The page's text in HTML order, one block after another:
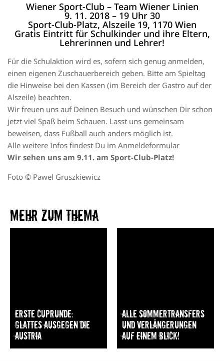
Wiener Sport-Club – Team Wiener Linien
9. 11. 2018 – 19 Uhr 30
Sport-Club-Platz, Alszeile 19, 1170 Wien
Gratis Eintritt für Schulkinder und ihre Eltern,
Lehrerinnen und Lehrer!
Für die Schulaktion wird es, sofern sich genug anmelden,
einen eigenen Zuschauerbereich geben. Bitte am Spieltag
die Hinweise bei den Kassen (im Bereich der Gastro auf der
Alszeile) beachten.
Wir freuen uns auf Deinen Besuch und wünschen Dir schon
jetzt viel Spaß beim Schauen. Lasst uns gemeinsam
beweisen, dass Fußball auch anders möglich ist.
Alle weitere Infos findest Du im Anmeldeformular
Wir sehen uns am 9.11. am Sport-Club-Platz!
Foto © Pawel Gruszkiewicz
Mehr zum Thema​
Erste Cuprunde:
Glattes Ausgegen die
Austria
Alle Sommertransfers
und Verlängerungen
auf einem Blick!